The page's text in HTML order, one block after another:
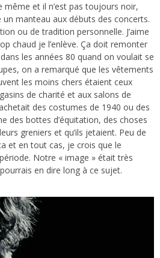
même et il n’est pas toujours noir,
un manteau aux débuts des concerts.
ou de tradition personnelle. J’aime
chaud je l’enlève. Ça doit remonter
les années 80 quand on voulait se
on a remarqué que les vêtements
les moins chers étaient ceux
de charité et aux salons de
des costumes de 1940 ou des
des bottes d’équitation, des choses
greniers et qu’ils jetaient. Peu de
et en tout cas, je crois que le
Notre « image » était très
en dire long à ce sujet.